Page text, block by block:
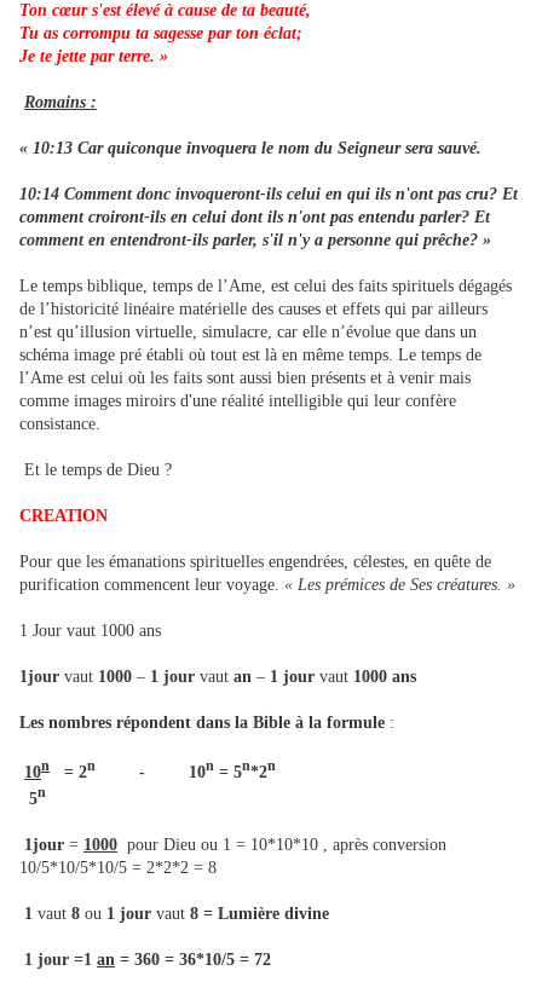
Ton cœur s'est élevé à cause de ta beauté,
Tu as corrompu ta sagesse par ton éclat;
Je te jette par terre. »
Romains :
« 10:13 Car quiconque invoquera le nom du Seigneur sera sauvé.
10:14 Comment donc invoqueront-ils celui en qui ils n'ont pas cru? Et
comment croiront-ils en celui dont ils n'ont pas entendu parler? Et
comment en entendront-ils parler, s'il n'y a personne qui prêche? »
Le temps biblique, temps de l’Ame, est celui des faits spirituels dégagés
de l’historicité linéaire matérielle des causes et effets qui par ailleurs
n’est qu’illusion virtuelle, simulacre, car elle n’évolue que dans un
schéma image pré établi où tout est là en même temps. Le temps de
l’Ame est celui où les faits sont aussi bien présents et à venir mais
comme images miroirs d'une réalité intelligible qui leur confère
consistance.
Et le temps de Dieu ?
CREATION
Pour que les émanations spirituelles engendrées, célestes, en quête de
purification commencent leur voyage. « Les prémices de Ses créatures. »
1 Jour vaut 1000 ans
1jour vaut 1000 – 1 jour vaut an – 1 jour vaut 1000 ans
Les nombres répondent dans la Bible à la formule :
10n = 2n - 10n = 5n*2n
5n
1jour = 1000 pour Dieu ou 1 = 10*10*10 , après conversion
10/5*10/5*10/5 = 2*2*2 = 8
1 vaut 8 ou 1 jour vaut 8 = Lumière divine
1 jour =1 an = 360 = 36*10/5 = 72